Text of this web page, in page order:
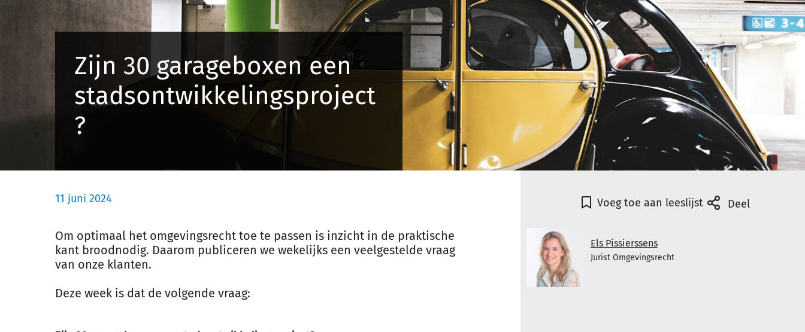
Zijn 30 garageboxen een
stadsontwikkelingsproject
?
11 juni 2024
Om optimaal het omgevingsrecht toe te passen is inzicht in de praktische
kant broodnodig. Daarom publiceren we wekelijks een veelgestelde vraag
van onze klanten.
Deze week is dat de volgende vraag:
Voeg toe aan leeslijst Deel
Els Pissierssens
Jurist Omgevingsrecht